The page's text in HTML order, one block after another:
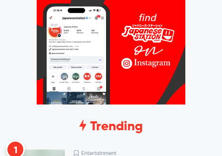
Trending
1 Entertainment